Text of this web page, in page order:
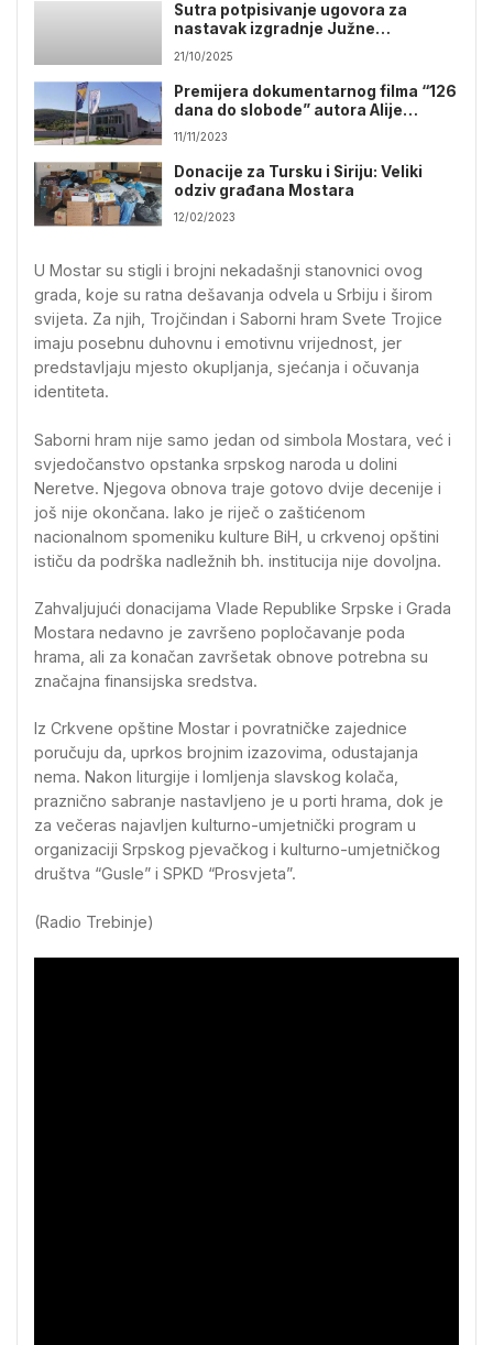
Sutra potpisivanje ugovora za
nastavak izgradnje Južne
obilaznice Mostara
21/10/2025
Premijera dokumentarnog filma “126
dana do slobode” autora Alije
Marića
11/11/2023
Donacije za Tursku i Siriju: Veliki
odziv građana Mostara
12/02/2023
U Mostar su stigli i brojni nekadašnji stanovnici ovog
grada, koje su ratna dešavanja odvela u Srbiju i širom
svijeta. Za njih, Trojčindan i Saborni hram Svete Trojice
imaju posebnu duhovnu i emotivnu vrijednost, jer
predstavljaju mjesto okupljanja, sjećanja i očuvanja
identiteta.
Saborni hram nije samo jedan od simbola Mostara, već i
svjedočanstvo opstanka srpskog naroda u dolini
Neretve. Njegova obnova traje gotovo dvije decenije i
još nije okončana. Iako je riječ o zaštićenom
nacionalnom spomeniku kulture BiH, u crkvenoj opštini
ističu da podrška nadležnih bh. institucija nije dovoljna.
Zahvaljujući donacijama Vlade Republike Srpske i Grada
Mostara nedavno je završeno popločavanje poda
hrama, ali za konačan završetak obnove potrebna su
značajna finansijska sredstva.
Iz Crkvene opštine Mostar i povratničke zajednice
poručuju da, uprkos brojnim izazovima, odustajanja
nema. Nakon liturgije i lomljenja slavskog kolača,
praznično sabranje nastavljeno je u porti hrama, dok je
za večeras najavljen kulturno-umjetnički program u
organizaciji Srpskog pjevačkog i kulturno-umjetničkog
društva “Gusle” i SPKD “Prosvjeta”.
(Radio Trebinje)